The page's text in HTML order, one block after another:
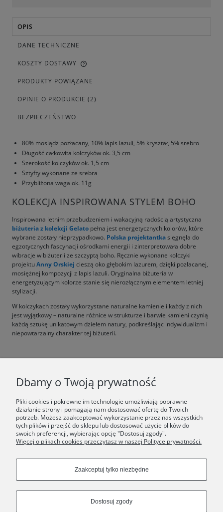
OPIS
DANE TECHNICZNE
KOSZTY DOSTAWY
PRODUKTY POWIĄZANE
OPINIE O PRODUKCIE (2)
BEZPIECZEŃSTWO
80% mosiądz pozłacany, 10% lapis lazuli, 5% kryształ, 5% srebro
Długość całkowita kolczyków ok. 3,5 cm
Szerokość kolczyków ok. 1,5 cm
Sztyfty wykonane ze srebra
Przybliżona waga ok. 11g
KOLEKCJA INSPIROWANA STYLEM BOHO
Inspirowana letnim przebudzeniem i wakacyjną radością artystyczna
biżuteria z kolekcji Gelato pełna jest energetycznych kolorów, które
wybrane zostały nieprzypadkowo. Polska projektantkasięgnęła do
egzotycznych fascynacji ośrodkami energii i zinterpretowała dobre
wibracje w biżuterii ze szczyptą boho. Ręcznie wykonane kolczyki
projektuAnny Orskiej cieszą oko głębokim lazurem, dzięki pozłacanej,
mosiężnej kompozycji z lapis lazuli. Oryginalna biżuteria w
energetyzującym kolorze stanie się nierozłącznym elementem letniej
stylizacji.
W kolczykach zostały wykorzystane naturalne kamienie i każdy z nich
jest wyjątkowy – naturalne różnice w strukturze i barwie kamieni czynią
każdą sztukę unikatowym dziełem natury, podkreślając indywidualizm i
niepowtarzalny charakter tej biżuterii.
ŚWIAT ORSKA
Dołącz do nas:
Copyrights © 2024 - ORSKA
Dbamy o Twoją prywatność
Pliki cookies i pokrewne im technologie umożliwiają poprawne
działanie strony i pomagają nam dostosować ofertę do Twoich
potrzeb. Możesz zaakceptować wykorzystanie przez nas wszystkich
tych plików i przejść do sklepu lub dostosować użycie plików do
swoich preferencji, wybierając opcję "Dostosuj zgody".
Więcej o plikach cookies przeczytasz w naszej Polityce prywatności.
Zaakceptuj tylko niezbędne
Dostosuj zgody